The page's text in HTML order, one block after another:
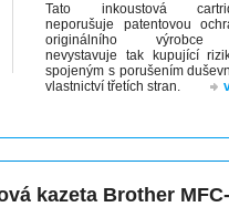
Tato inkoustová
neporušuje patentovou
originálního
nevystavuje tak kupující
spojeným s porušením
vlastnictví třetích stran.
kazeta Brother